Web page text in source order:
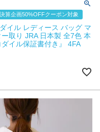
算企画50%OFFクーポン対象
イル レディース バッグ マ
取り JRA 日本製 全7色 本
イル保証書付き』 4FA